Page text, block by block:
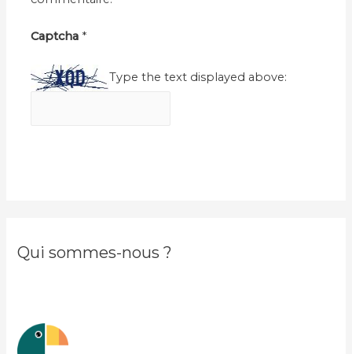
Captcha *
Type the text displayed above:
Qui sommes-nous ?